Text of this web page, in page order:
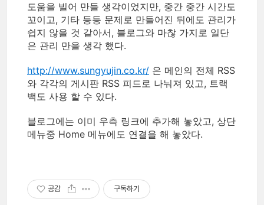
도움을 빌어 만들 생각이었지만, 중간 중간 시간도
꼬이고, 기타 등등 문제로 만들어진 뒤에도 관리가
쉽지 않을 것 같아서, 블로그와 마찮 가지로 일단
은 관리 만을 생각 했다.
http://www.sungyujin.co.kr/ 은 메인의 전체 RSS
와 각각의 게시판 RSS 피드로 나눠져 있고, 트랙
백도 사용 할 수 있다.
블로그에는 이미 우측 링크에 추가해 놓았고, 상단
메뉴중 Home 메뉴에도 연결을 해 놓았다.
공감 구독하기